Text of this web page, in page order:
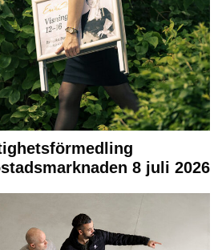
8 juli 2026